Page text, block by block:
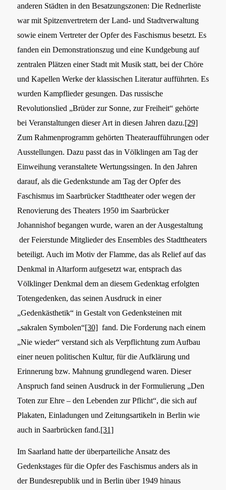
anderen Städten in den Besatzungszonen: Die Rednerliste
war mit Spitzenvertretern der Land- und Stadtverwaltung
sowie einem Vertreter der Opfer des Faschismus besetzt. Es
fanden ein Demonstrationszug und eine Kundgebung auf
zentralen Plätzen einer Stadt mit Musik statt, bei der Chöre
und Kapellen Werke der klassischen Literatur aufführten. Es
wurden Kampflieder gesungen. Das russische
Revolutionslied „Brüder zur Sonne, zur Freiheit“ gehörte
bei Veranstaltungen dieser Art in diesen Jahren dazu.[29]
Zum Rahmenprogramm gehörten Theateraufführungen oder
Ausstellungen. Dazu passt das in Völklingen am Tag der
Einweihung veranstaltete Wertungssingen. In den Jahren
darauf, als die Gedenkstunde am Tag der Opfer des
Faschismus im Saarbrücker Stadttheater oder wegen der
Renovierung des Theaters 1950 im Saarbrücker
Johannishof begangen wurde, waren an der Ausgestaltung
der Feierstunde Mitglieder des Ensembles des Stadttheaters
beteiligt. Auch im Motiv der Flamme, das als Relief auf das
Denkmal in Altarform aufgesetzt war, entsprach das
Völklinger Denkmal dem an diesem Gedenktag erfolgten
Totengedenken, das seinen Ausdruck in einer
„Gedenkästhetik“ in Gestalt von Gedenksteinen mit
„sakralen Symbolen“[30]fand. Die Forderung nach einem
„Nie wieder“ verstand sich als Verpflichtung zum Aufbau
einer neuen politischen Kultur, für die Aufklärung und
Erinnerung bzw. Mahnung grundlegend waren. Dieser
Anspruch fand seinen Ausdruck in der Formulierung „Den
Toten zur Ehre – den Lebenden zur Pflicht“, die sich auf
Plakaten, Einladungen und Zeitungsartikeln in Berlin wie
auch in Saarbrücken fand.[31]
Im Saarland hatte der überparteiliche Ansatz des
Gedenkstages für die Opfer des Faschismus anders als in
der Bundesrepublik und in Berlin über 1949 hinaus